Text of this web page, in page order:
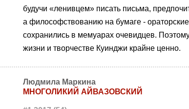
будучи «ленивцем» писать письма,
а философствованию на бумаге -
сохранились в мемуарах очевидцев.
жизни и творчестве Куинджи крайне ценно.
Людмила Маркина
МНОГОЛИКИЙ АЙВАЗОВСКИЙ